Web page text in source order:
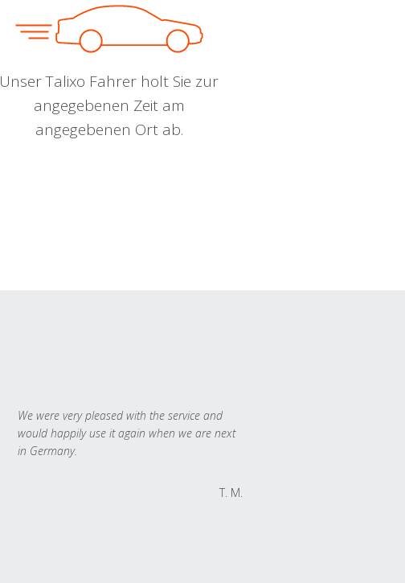
Unser Talixo Fahrer holt Sie zur
angegebenen Zeit am
angegebenen Ort ab.
We were very pleased with the service and
would happily use it again when we are next
in Germany.
T. M.